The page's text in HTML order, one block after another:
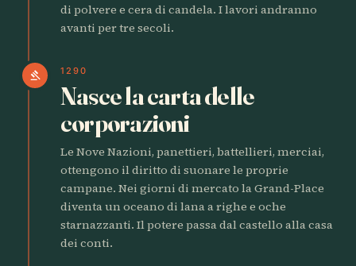
di polvere e cera di candela. I lavori andranno
avanti per tre secoli.
gavel 1290
Nasce la carta delle
corporazioni
Le Nove Nazioni, panettieri, battellieri, merciai,
ottengono il diritto di suonare le proprie
campane. Nei giorni di mercato la Grand-Place
diventa un oceano di lana a righe e oche
starnazzanti. Il potere passa dal castello alla casa
dei conti.